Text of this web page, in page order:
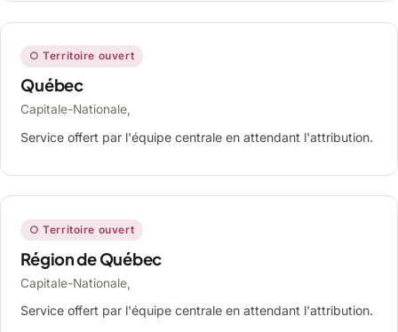
○ Territoire ouvert
Québec
Capitale-Nationale,
Service offert par l'équipe centrale en attendant l'attribution.
○ Territoire ouvert
Région de Québec
Capitale-Nationale,
Service offert par l'équipe centrale en attendant l'attribution.